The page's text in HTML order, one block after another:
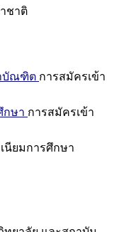
ชาติ
บัณฑิต การสมัครเข้า
กษา การสมัครเข้า
นียมการศึกษา